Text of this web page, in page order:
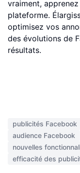
vraiment,
plateforme.
optimisez vos
des évolutions de
résultats.
publicités Facebook
audience Facebook
nouvelles
efficacité des